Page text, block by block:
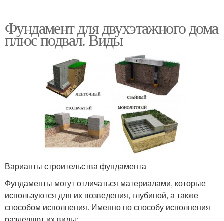
Фундамент для двухэтажного дома
плюс подвал. Виды
Варианты строительства фундамента
Фундаменты могут отличаться материалами, которые
используются для их возведения, глубиной, а также
способом исполнения. Именно по способу исполнения